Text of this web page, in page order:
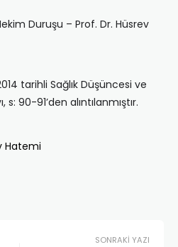
Duruşu – Prof. Dr. Hüsrev
tarihli Sağlık Düşüncesi ve
s: 90-91’den alıntılanmıştır.
Hatemi
SONRAKI YAZI